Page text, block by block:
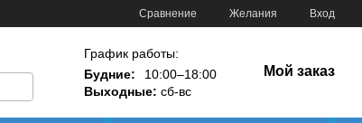
Сравнение Желания Вход
График работы:
Будние:
10:00–18:00
Выходные: сб-вс
Мой заказ